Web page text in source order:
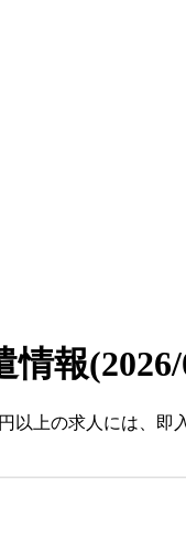
情報
上の求人には、